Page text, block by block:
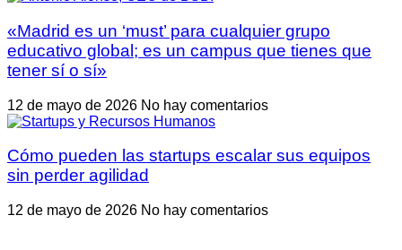
«Madrid es un ‘must’ para cualquier grupo
educativo global; es un campus que tienes que
tener sí o sí»
12 de mayo de 2026 No hay comentarios
Cómo pueden las startups escalar sus equipos
sin perder agilidad
12 de mayo de 2026 No hay comentarios